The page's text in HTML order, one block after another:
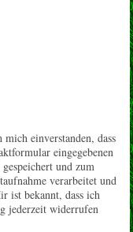
einverstanden, dass
eingegebenen
und zum
verarbeitet und
ist bekannt, dass ich
jederzeit widerrufen